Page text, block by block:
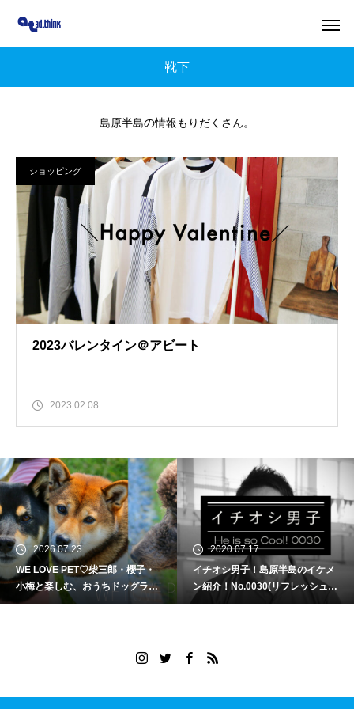
靴下
島原半島の情報もりだくさん。
ショッピング
2023バレンタイン＠アビート
2023.02.08
2026.07.23
WE LOVE PET♡柴三郎・櫻子・
小梅と楽しむ、おうちドッグラン
のある暮らし
2020.07.17
イチオシ男子！島原半島のイケメ
ン紹介！No.0030(リフレッシュセ
ンターおばま 永池 正樹さん)